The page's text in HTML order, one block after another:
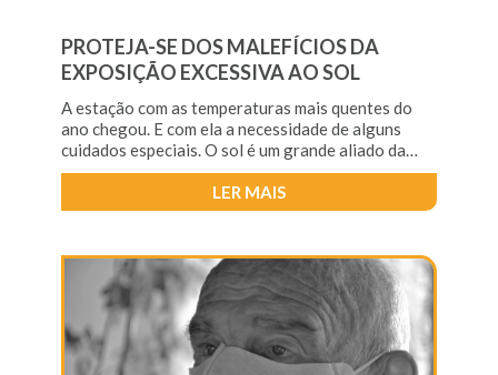
PROTEJA-SE DOS MALEFÍCIOS DA
EXPOSIÇÃO EXCESSIVA AO SOL
A estação com as temperaturas mais quentes do
ano chegou. E com ela a necessidade de alguns
cuidados especiais. O sol é um grande aliado da
saúde, trazendo
LER MAIS